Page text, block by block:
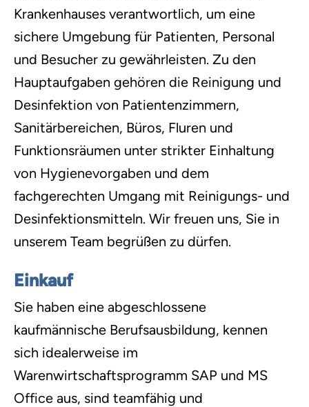
Krankenhauses verantwortlich, um eine
sichere Umgebung für Patienten, Personal
und Besucher zu gewährleisten. Zu den
Hauptaufgaben gehören die Reinigung und
Desinfektion von Patientenzimmern,
Sanitärbereichen, Büros, Fluren und
Funktionsräumen unter strikter Einhaltung
von Hygienevorgaben und dem
fachgerechten Umgang mit Reinigungs- und
Desinfektionsmitteln. Wir freuen uns, Sie in
unserem Team begrüßen zu dürfen.
Einkauf
Sie haben eine abgeschlossene
kaufmännische Berufsausbildung, kennen
sich idealerweise im
Warenwirtschaftsprogramm SAP und MS
Office aus, sind teamfähig und